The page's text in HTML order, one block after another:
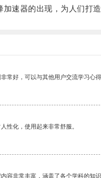
器的出现，为人们打造
常好，可以与其他用户交流学习心得
性化，使用起来非常舒服。
容非常丰富，涵盖了各个学科的知